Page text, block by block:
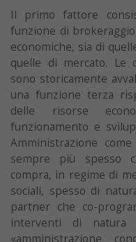
Il primo fattore
funzione di
economiche, sia di
quelle di mercato. Le
sono storicamente
una funzione terza
delle risorse
funzionamento e
Amministrazione
sempre più spesso
compra, in regime di
sociali, spesso di
partner che co-
interventi di natura
«amministrazione